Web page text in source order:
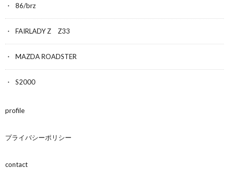
86/brz
FAIRLADY Z Z33
MAZDA ROADSTER
S2000
profile
プライバシーポリシー
contact